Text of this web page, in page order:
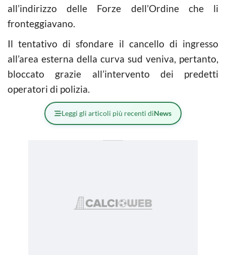
all’indirizzo delle Forze dell’Ordine che li
fronteggiavano.
Il tentativo di sfondare il cancello di ingresso
all’area esterna della curva sud veniva, pertanto,
bloccato grazie all’intervento dei predetti
operatori di polizia.
Leggi gli articoli più recenti diNews